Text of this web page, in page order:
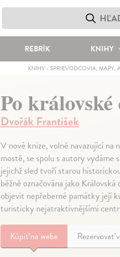
REBRÍK KNIHY
KNIHY- SPRIEVODCOVIA, MAPY,
Po královské
Dvořák František
V nové knize, volně navazující na
mostě, se spolu s autory vydáme
jejichž sled tvoří starou
běžně označována jako
objevit nepřeberné památky její
turisticky nejatraktivnějšími
Kúpiťna webe Rezervovať